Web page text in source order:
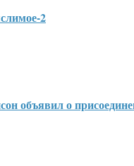
2
объявил о